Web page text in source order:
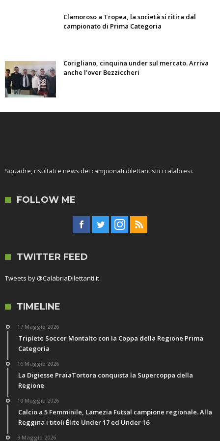
Clamoroso a Tropea, la società si ritira dal
campionato di Prima Categoria
Corigliano, cinquina under sul mercato. Arriva
anche l’over Bezziccheri
Squadre, risultati e news dei campionati dilettantistici calabresi.
FOLLOW ME
TWITTER FEED
Tweets by @CalabriaDilettanti.it
TIMELINE
17 Maggio 2026
Triplete Soccer Montalto con la Coppa della Regione Prima
Categoria
16 Maggio 2026
La Digiesse PraiaTortora conquista la Supercoppa della
Regione
10 Maggio 2026
Calcio a 5 Femminile, Lamezia Futsal campione regionale. Alla
Reggina i titoli Élite Under 17 ed Under 16
9 Maggio 2026